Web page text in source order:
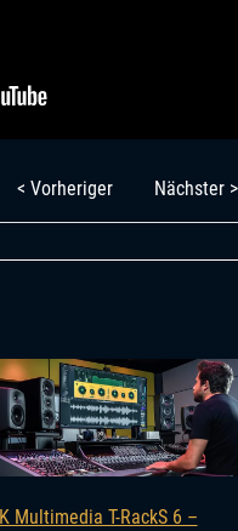
< Vorheriger Nächster >
IK Multimedia T-RackS 6 –